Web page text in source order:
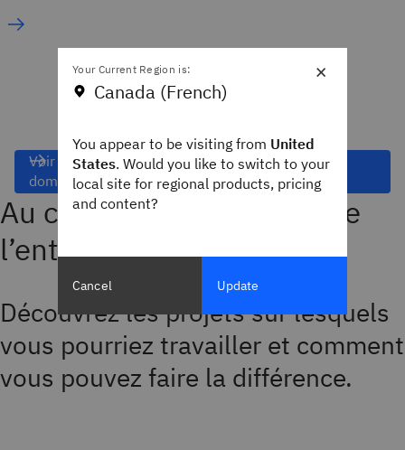
Voir toutes les offres d’emploi dans le
domaine des opérations de l’entreprise
Au cœur des opérations de
l’entreprise
Découvrez les projets sur lesquels
vous pourriez travailler et comment
vous pouvez faire la différence.
×
Your Current Region is:
Canada (French)
You appear to be visiting from United
States. Would you like to switch to your
local site for regional products, pricing
and content?
Cancel Update